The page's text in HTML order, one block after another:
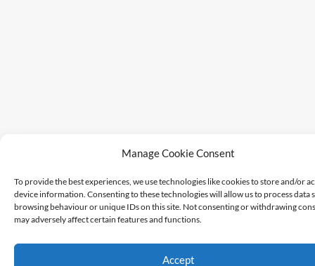
Manage Cookie Consent
To provide the best experiences, we use technologies like cookies to store and/or
device information. Consenting to these technologies will allow us to process data
browsing behaviour or unique IDs on this site. Not consenting or withdrawing
may adversely affect certain features and functions.
Accept